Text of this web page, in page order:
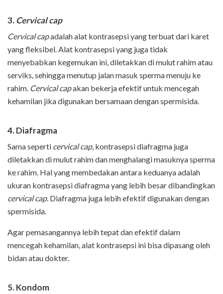
3.Cervical cap
Cervical capadalah alat kontrasepsi yang terbuat dari karet
yang fleksibel. Alat kontrasepsi yang juga tidak
menyebabkan kegemukan ini, diletakkan di mulut rahim atau
serviks, sehingga menutup jalan masuk sperma menuju ke
rahim. Cervical capakan bekerja efektif untuk mencegah
kehamilan jika digunakan bersamaan dengan spermisida.
4. Diafragma
Sama seperti cervical cap, kontrasepsi diafragma juga
diletakkan di mulut rahim dan menghalangi masuknya sperma
ke rahim. Hal yang membedakan antara keduanya adalah
ukuran kontrasepsi diafragma yang lebih besar dibandingkan
cervical cap. Diafragma juga lebih efektif digunakan dengan
spermisida.
Agar pemasangannya lebih tepat dan efektif dalam
mencegah kehamilan, alat kontrasepsi ini bisa dipasang oleh
bidan atau dokter.
5. Kondom